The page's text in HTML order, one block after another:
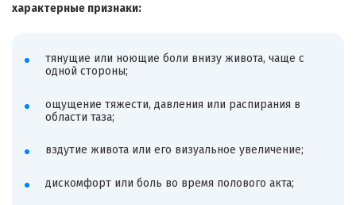
характерные признаки:
тянущие или ноющие боли внизу живота, чаще с
одной стороны;
ощущение тяжести, давления или распирания в
области таза;
вздутие живота или его визуальное увеличение;
дискомфорт или боль во время полового акта;